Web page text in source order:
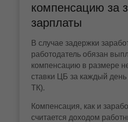
компенсацию за
зарплаты
В случае задержки
работодатель обязан
компенсацию в размере
ставки ЦБ за каждый день
ТК).
Компенсация, как и
считается доходом